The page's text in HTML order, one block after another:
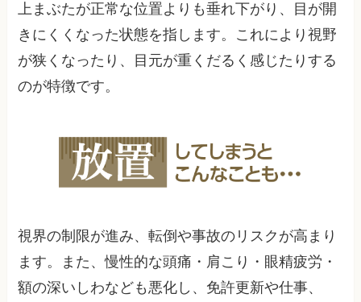
上まぶたが正常な位置よりも垂れ下がり、目が開
きにくくなった状態を指します。これにより視野
が狭くなったり、目元が重くだるく感じたりする
のが特徴です。
視界の制限が進み、転倒や事故のリスクが高まり
ます。また、慢性的な頭痛・肩こり・眼精疲労・
額の深いしわなども悪化し、免許更新や仕事、